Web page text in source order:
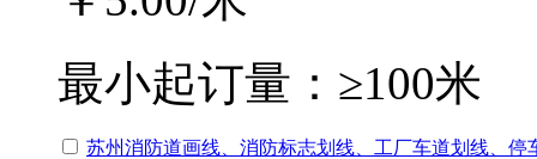
最小起订量： ≥100米
苏州消防道画线、消防标志划线、工厂车道划线、停